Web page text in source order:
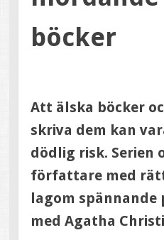
böcker
Att älska böcker
skriva dem kan
dödlig risk. Serien
författare med
lagom spännande
med Agatha